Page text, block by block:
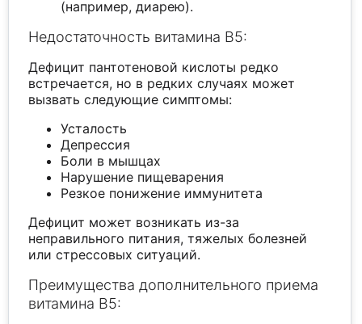
(например, диарею).
Недостаточность витамина B5:
Дефицит пантотеновой кислоты редко
встречается, но в редких случаях может
вызвать следующие симптомы:
Усталость
Депрессия
Боли в мышцах
Нарушение пищеварения
Резкое понижение иммунитета
Дефицит может возникать из-за
неправильного питания, тяжелых болезней
или стрессовых ситуаций.
Преимущества дополнительного приема
витамина B5: